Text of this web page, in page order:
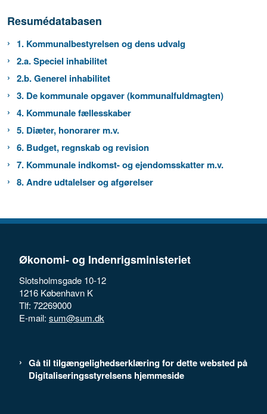
Resumédatabasen
1. Kommunalbestyrelsen og dens udvalg
2.a. Speciel inhabilitet
2.b. Generel inhabilitet
3. De kommunale opgaver (kommunalfuldmagten)
4. Kommunale fællesskaber
5. Diæter, honorarer m.v.
6. Budget, regnskab og revision
7. Kommunale indkomst- og ejendomsskatter m.v.
8. Andre udtalelser og afgørelser
Økonomi- og Indenrigsministeriet
Slotsholmsgade 10-12
1216 København K
Tlf: 72269000
E-mail: sum@sum.dk
Gå til tilgængelighedserklæring for dette websted på
Digitaliseringsstyrelsens hjemmeside